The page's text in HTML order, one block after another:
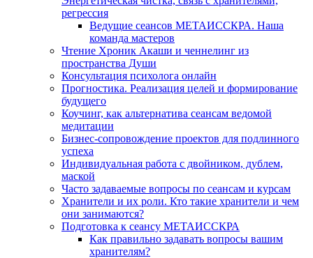
регрессия
Ведущие сеансов МЕТАИССКРА. Наша
команда мастеров
Чтение Хроник Акаши и ченнелинг из
пространства Души
Консультация психолога онлайн
Прогностика. Реализация целей и формирование
будущего
Коучинг, как альтернатива сеансам ведомой
медитации
Бизнес-сопровождение проектов для подлинного
успеха
Индивидуальная работа с двойником, дублем,
маской
Часто задаваемые вопросы по сеансам и курсам
Хранители и их роли. Кто такие хранители и чем
они занимаются?
Подготовка к сеансу МЕТАИССКРА
Как правильно задавать вопросы вашим
хранителям?